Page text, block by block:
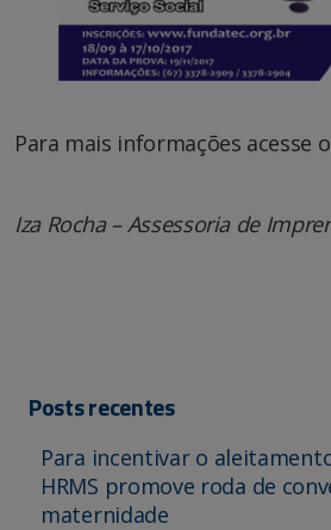
Para mais informações acesse
Iza Rocha – Assessoria de
Posts recentes
Para incentivar o
HRMS promove roda de
maternidade